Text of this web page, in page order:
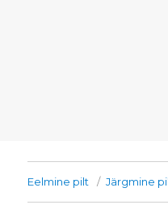
Eelmine pilt Järgmine